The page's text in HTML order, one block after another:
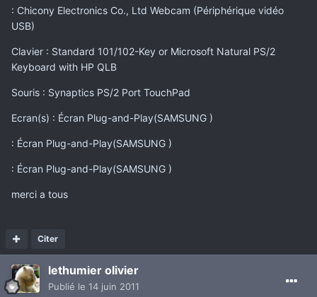
: Chicony Electronics Co., Ltd Webcam (Périphérique vidéo
USB)
Clavier : Standard 101/102-Key or Microsoft Natural PS/2
Keyboard with HP QLB
Souris : Synaptics PS/2 Port TouchPad
Ecran(s) : Écran Plug-and-Play(SAMSUNG )
: Écran Plug-and-Play(SAMSUNG )
: Écran Plug-and-Play(SAMSUNG )
merci a tous
Citer
lethumier olivier
Publié le 14 juin 2011